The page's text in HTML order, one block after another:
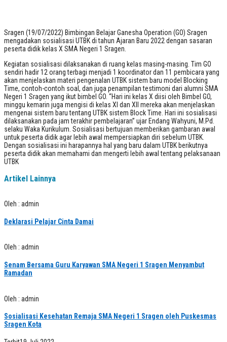
Sragen (19/07/2022) Bimbingan Belajar Ganesha Operation (GO) Sragen
mengadakan sosialisasi UTBK di tahun Ajaran Baru 2022 dengan sasaran
peserta didik kelas X SMA Negeri 1 Sragen.
Kegiatan sosialisasi dilaksanakan di ruang kelas masing-masing. Tim GO
sendiri hadir 12 orang terbagi menjadi 1 koordinator dan 11 pembicara yang
akan menjelaskan materi pengenalan UTBK sistem baru model Blocking
Time, contoh-contoh soal, dan juga penampilan testimoni dari alumni SMA
Negeri 1 Sragen yang ikut bimbel GO. “Hari ini kelas X diisi oleh Bimbel GO,
minggu kemarin juga mengisi di kelas XI dan XII mereka akan menjelaskan
mengenai sistem baru tentang UTBK sistem Block Time. Hari ini sosialisasi
dilaksanakan pada jam terakhir pembelajaran” ujar Endang Wahyuni, M.Pd.
selaku Waka Kurikulum. Sosialisasi bertujuan memberikan gambaran awal
untuk peserta didik agar lebih awal mempersiapkan diri sebelum UTBK.
Dengan sosialisasi ini harapannya hal yang baru dalam UTBK berikutnya
peserta didik akan memahami dan mengerti lebih awal tentang pelaksanaan
UTBK
Artikel Lainnya
Oleh : admin
Deklarasi Pelajar Cinta Damai
Oleh : admin
Senam Bersama Guru Karyawan SMA Negeri 1 Sragen Menyambut
Ramadan
Oleh : admin
Sosialisasi Kesehatan Remaja SMA Negeri 1 Sragen oleh Puskesmas
Sragen Kota